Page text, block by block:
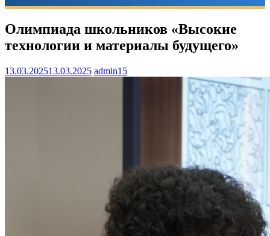
Олимпиада школьников «Высокие
технологии и материалы будущего»
13.03.202513.03.2025 admin15